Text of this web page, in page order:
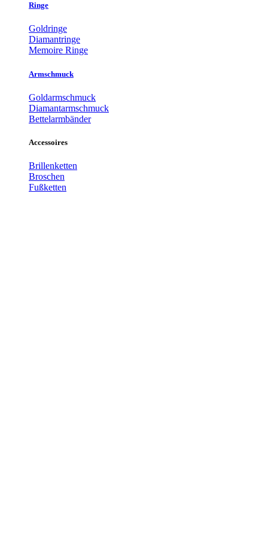
Ringe
Goldringe
Diamantringe
Memoire Ringe
Armschmuck
Goldarmschmuck
Diamantarmschmuck
Bettelarmbänder
Accessoires
Brillenketten
Broschen
Fußketten